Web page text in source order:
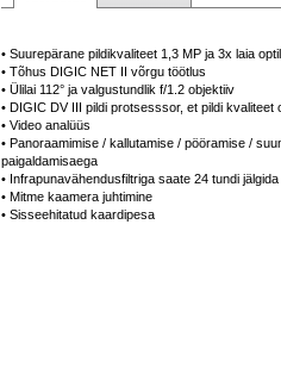
• Suurepärane pildikvaliteet 1,3 MP ja 3x laia
• Tõhus DIGIC NET II võrgu töötlus
• Ülilai 112° ja valgustundlik f/1.2 objektiiv
• DIGIC DV III pildi protsesssor, et pildi kvaliteet
• Video analüüs
• Panoraamimise / kallutamise / pööramise /
paigaldamisaega
• Infrapunavähendusfiltriga saate 24 tundi jälgida
• Mitme kaamera juhtimine
• Sisseehitatud kaardipesa